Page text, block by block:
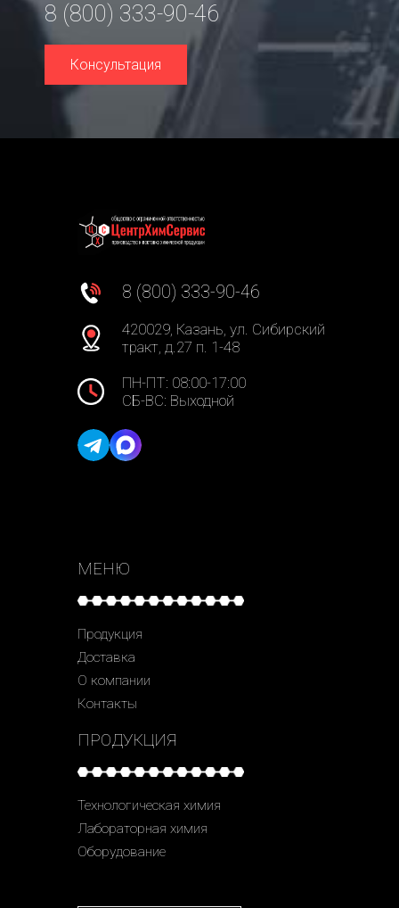
8 (800) 333-90-46
Консультация
8 (800) 333-90-46
420029, Казань, ул. Сибирский
тракт, д.27 п. 1-48
ПН-ПТ: 08:00-17:00
СБ-ВС: Выходной
МЕНЮ
Продукция
Доставка
О компании
Контакты
ПРОДУКЦИЯ
Технологическая химия
Лабораторная химия
Оборудование